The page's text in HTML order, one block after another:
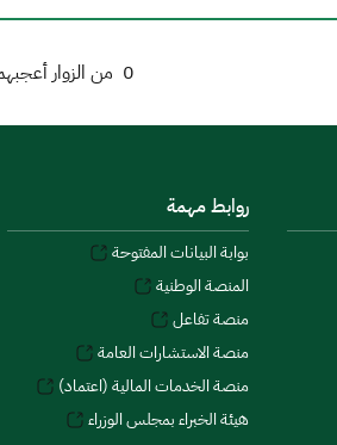
0 من الزوار
روابط مهمة
بوابة البيانات المفتوحة
المنصة الوطنية
منصة تفاعل
منصة الاستشارات العامة
منصة الخدمات المالية (اعتماد)
هيئة الخبراء بمجلس الوزراء